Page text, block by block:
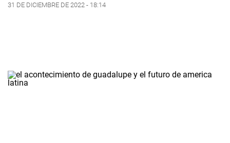
31 DE DICIEMBRE DE 2022 - 18:14